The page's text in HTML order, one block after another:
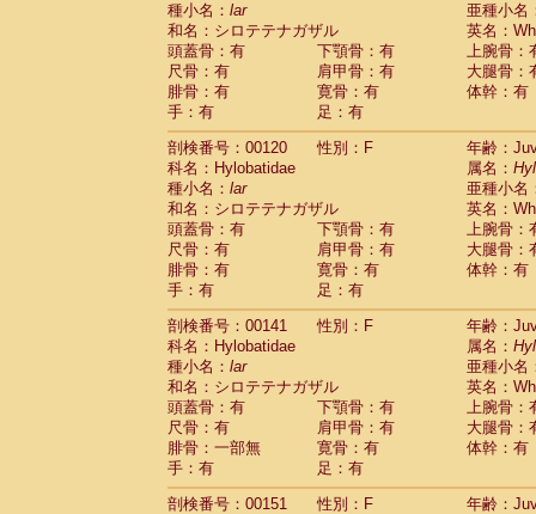
種小名： lar
亜種小名
和名：シロテテナガザル
英名：
頭蓋骨：有
下顎骨：有
上腕骨：
尺骨：有
肩甲骨：有
大腿骨：
腓骨：有
寛骨：有
体幹：有
手：有
足：有
剖検番号：00120
性別：F
年齢：
科名：Hylobatidae
属名：
種小名： lar
亜種小名
和名：シロテテナガザル
英名：
頭蓋骨：有
下顎骨：有
上腕骨：
尺骨：有
肩甲骨：有
大腿骨：
腓骨：有
寛骨：有
体幹：有
手：有
足：有
剖検番号：00141
性別：F
年齢：
科名：Hylobatidae
属名：
種小名： lar
亜種小名
和名：シロテテナガザル
英名：
頭蓋骨：有
下顎骨：有
上腕骨：
尺骨：有
肩甲骨：有
大腿骨：
腓骨：一部無
寛骨：有
体幹：有
手：有
足：有
剖検番号：00151
性別：F
年齢：